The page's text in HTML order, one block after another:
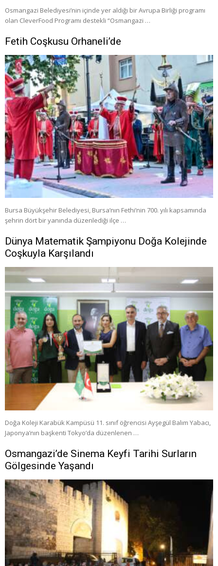
Osmangazi Belediyesi’nin içinde yer aldığı bir Avrupa Birliği programı
olan CleverFood Programı destekli “Osmangazi …
Fetih Coşkusu Orhaneli’de
Bursa Büyükşehir Belediyesi, Bursa’nın Fethi’nin 700. yılı kapsamında
şehrin dört bir yanında düzenlediği ilçe …
Dünya Matematik Şampiyonu Doğa Kolejinde
Coşkuyla Karşılandı
Doğa Koleji Karabük Kampüsü 11. sınıf öğrencisi Ayşegül Balım Yabacı,
Japonya’nın başkenti Tokyo’da düzenlenen …
Osmangazi’de Sinema Keyfi Tarihi Surların
Gölgesinde Yaşandı